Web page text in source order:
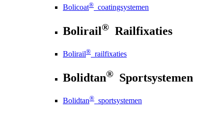
Bolicoat® coatingsystemen
Bolirail® Railfixaties
Bolirail® railfixaties
Bolidtan® Sportsystemen
Bolidtan® sportsystemen